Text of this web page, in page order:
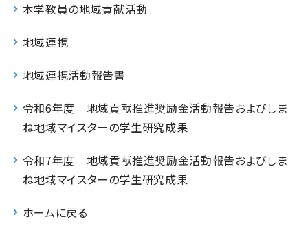
本学教員の地域貢献活動
地域連携
地域連携活動報告書
令和6年度 地域貢献推進奨励金活動報告およびしま
ね地域マイスターの学生研究成果
令和7年度 地域貢献推進奨励金活動報告およびしま
ね地域マイスターの学生研究成果
ホームに戻る